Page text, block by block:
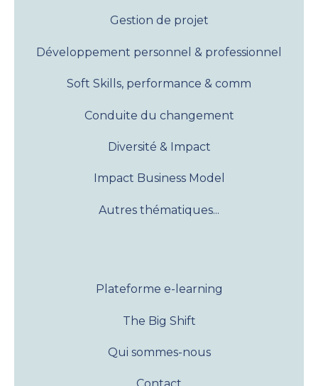
Gestion de projet
Développement personnel & professionnel
Soft Skills, performance & comm
Conduite du changement
Diversité & Impact
Impact Business Model
Autres thématiques...
Plateforme e-learning
The Big Shift
Qui sommes-nous